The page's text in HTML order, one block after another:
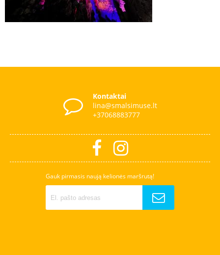
Kontaktai
lina@smalsimuse.lt
+37068883777
Gauk pirmasis naują kelionės maršrutą!